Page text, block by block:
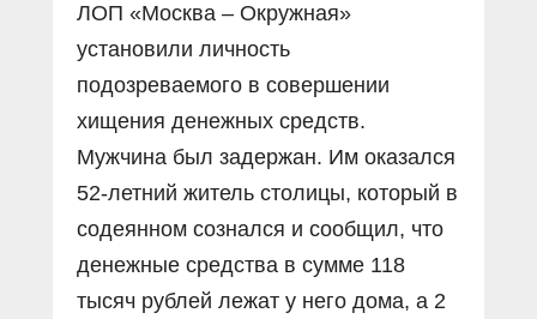
ЛОП «Москва – Окружная»
установили личность
подозреваемого в совершении
хищения денежных средств.
Мужчина был задержан. Им оказался
52-летний житель столицы, который в
содеянном сознался и сообщил, что
денежные средства в сумме 118
тысяч рублей лежат у него дома, а 2